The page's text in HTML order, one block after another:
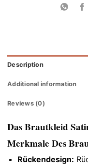
Description
Additional information
Reviews (0)
Das Brautkleid
Merkmale Des
Rückendesign: